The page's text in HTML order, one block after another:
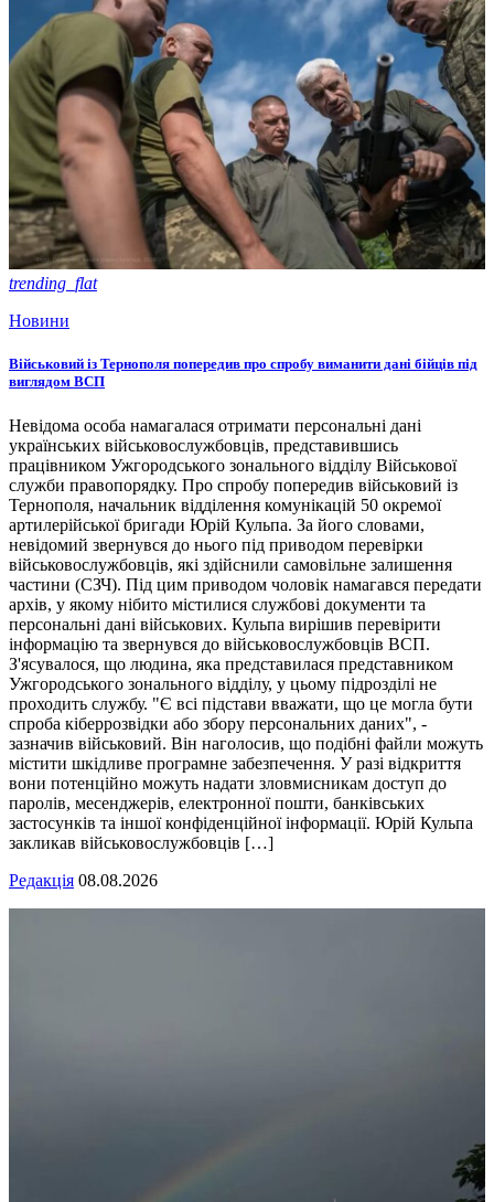
trending_flat
Новини
Військовий із Тернополя попередив про спробу виманити дані бійців під
виглядом ВСП
Невідома особа намагалася отримати персональні дані
українських військовослужбовців, представившись
працівником Ужгородського зонального відділу Військової
служби правопорядку. Про спробу попередив військовий із
Тернополя, начальник відділення комунікацій 50 окремої
артилерійської бригади Юрій Кульпа. За його словами,
невідомий звернувся до нього під приводом перевірки
військовослужбовців, які здійснили самовільне залишення
частини (СЗЧ). Під цим приводом чоловік намагався передати
архів, у якому нібито містилися службові документи та
персональні дані військових. Кульпа вирішив перевірити
інформацію та звернувся до військовослужбовців ВСП.
З'ясувалося, що людина, яка представилася представником
Ужгородського зонального відділу, у цьому підрозділі не
проходить службу. "Є всі підстави вважати, що це могла бути
спроба кіберрозвідки або збору персональних даних", -
зазначив військовий. Він наголосив, що подібні файли можуть
містити шкідливе програмне забезпечення. У разі відкриття
вони потенційно можуть надати зловмисникам доступ до
паролів, месенджерів, електронної пошти, банківських
застосунків та іншої конфіденційної інформації. Юрій Кульпа
закликав військовослужбовців […]
Редакція 08.08.2026